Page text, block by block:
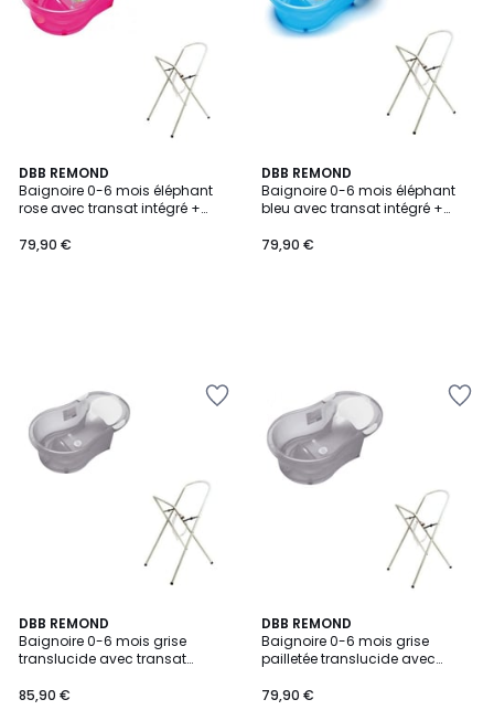
DBB REMOND
Baignoire 0-6 mois éléphant
rose avec transat intégré +
79,90 €
DBB REMOND
Baignoire 0-6 mois éléphant
bleu avec transat intégré +
79,90 €
DBB REMOND
Baignoire 0-6 mois grise
translucide avec transat
85,90 €
DBB REMOND
Baignoire 0-6 mois grise
pailletée translucide avec
79,90 €